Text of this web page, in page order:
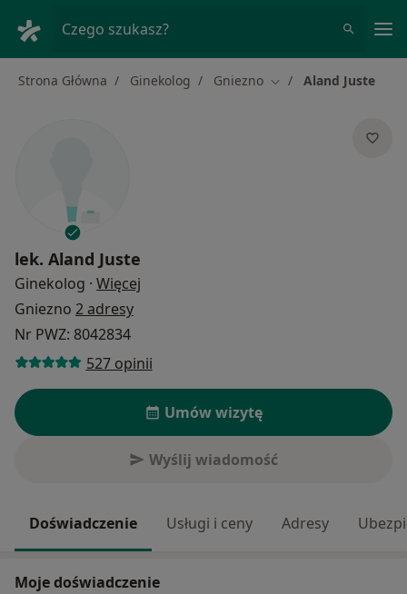
Czego szukasz?
Strona Główna Ginekolog Gniezno Zmień miasto
Aland Juste
lek. Aland Juste
Ginekolog · Więcej
Gniezno 2 adresy
Nr PWZ: 8042834
527 opinii
Umów wizytę
Wyślij wiadomość
Doświadczenie Usługi i ceny Adresy
Moje doświadczenie